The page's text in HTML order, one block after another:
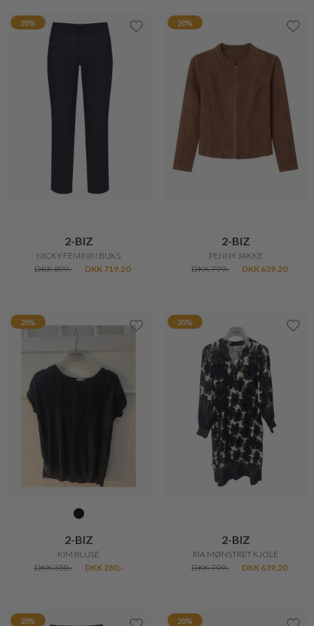
20%
2-BIZ
NICKY FEMININ BUKS
DKK 899,-
DKK 719,20
20%
2-BIZ
PENNY JAKKE
DKK 799,-
DKK 639,20
20%
2-BIZ
KIM BLUSE
DKK 350,-
DKK 280,-
20%
2-BIZ
RIA MØNSTRET KJOLE
DKK 799,-
DKK 639,20
20% 20%